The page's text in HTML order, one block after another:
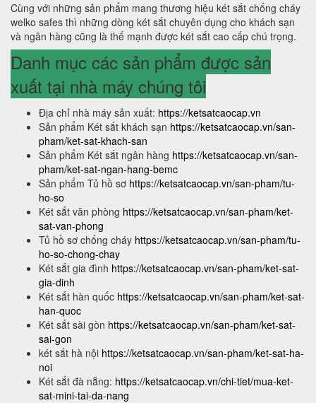
Cùng với những sản phẩm mang thương hiệu két sắt chống cháy
welko safes thì những dòng két sắt chuyên dụng cho khách sạn
và ngân hàng cũng là thế mạnh được két sắt cao cấp chú trọng.
Danh mục các sản phẩm được sản
xuất tại nhà máy chúng tôi
Địa chỉ nhà máy sản xuất: https://ketsatcaocap.vn
Sản phẩm Két sắt khách sạn https://ketsatcaocap.vn/san-
pham/ket-sat-khach-san
Sản phẩm Két sắt ngân hàng https://ketsatcaocap.vn/san-
pham/ket-sat-ngan-hang-bemc
Sản phẩm Tủ hồ sơ https://ketsatcaocap.vn/san-pham/tu-
ho-so
Két sắt văn phòng https://ketsatcaocap.vn/san-pham/ket-
sat-van-phong
Tủ hồ sơ chống cháy https://ketsatcaocap.vn/san-pham/tu-
ho-so-chong-chay
Két sắt gia đình https://ketsatcaocap.vn/san-pham/ket-sat-
gia-dinh
Két sắt hàn quốc https://ketsatcaocap.vn/san-pham/ket-sat-
han-quoc
Két sắt sài gòn https://ketsatcaocap.vn/san-pham/ket-sat-
sai-gon
két sắt hà nội https://ketsatcaocap.vn/san-pham/ket-sat-ha-
noi
Két sắt đà nẵng: https://ketsatcaocap.vn/chi-tiet/mua-ket-
sat-mini-tai-da-nang